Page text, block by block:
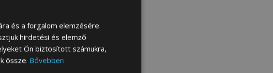
RENDELÉS ELŐTT *
és a forgalom elemzésére.
hirdetési és elemző
Ön biztosított számukra,
össze. Bővebben